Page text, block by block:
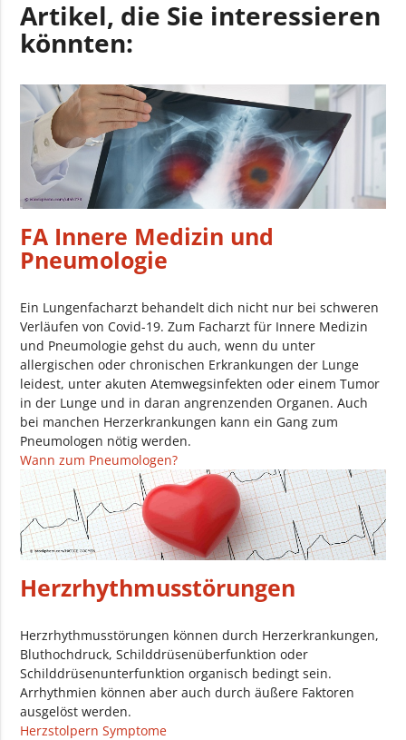
Artikel, die Sie interessieren
könnten:
FA Innere Medizin und
Pneumologie
Ein Lungenfacharzt behandelt dich nicht nur bei schweren
Verläufen von Covid-19. Zum Facharzt für Innere Medizin
und Pneumologie gehst du auch, wenn du unter
allergischen oder chronischen Erkrankungen der Lunge
leidest, unter akuten Atemwegsinfekten oder einem Tumor
in der Lunge und in daran angrenzenden Organen. Auch
bei manchen Herzerkrankungen kann ein Gang zum
Pneumologen nötig werden.
Wann zum Pneumologen?
Herzrhythmusstörungen
Herzrhythmusstörungen können durch Herzerkrankungen,
Bluthochdruck, Schilddrüsenüberfunktion oder
Schilddrüsenunterfunktion organisch bedingt sein.
Arrhythmien können aber auch durch äußere Faktoren
ausgelöst werden.
Herzstolpern Symptome